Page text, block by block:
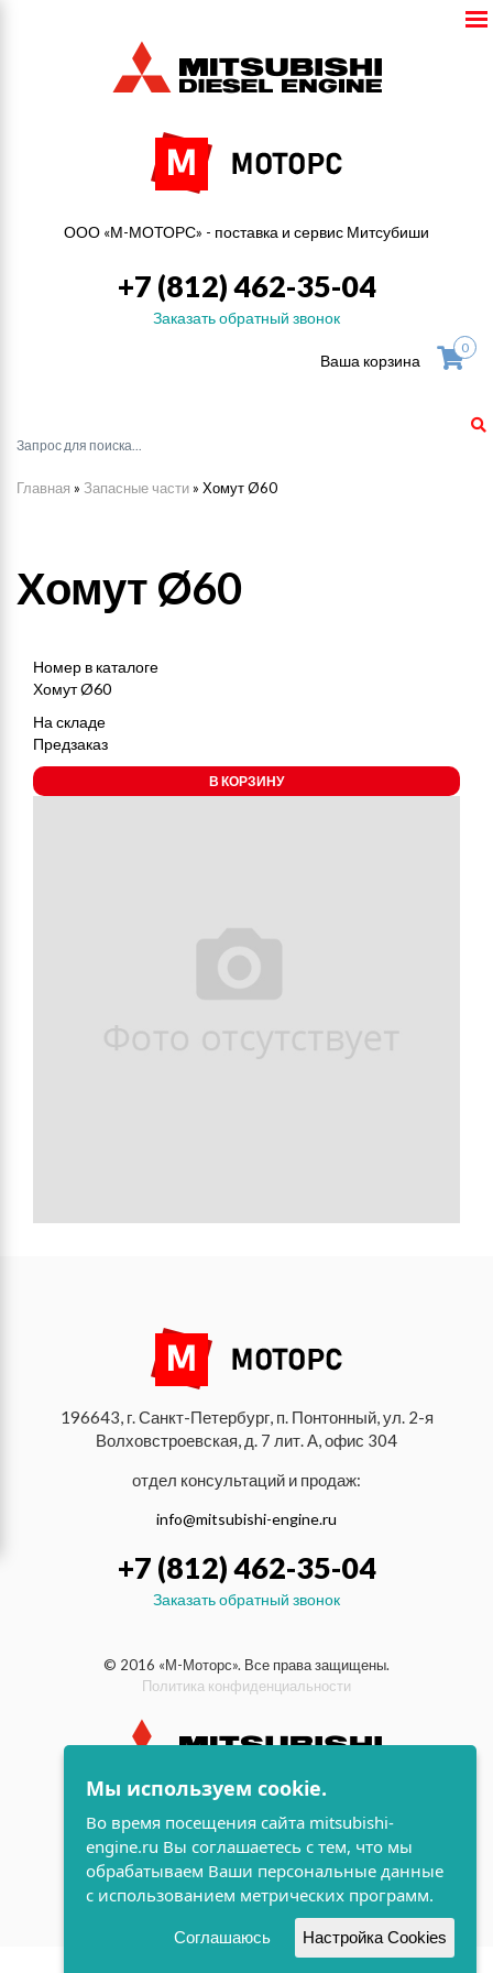
ООО «М-МОТОРС» - поставка и сервис Митсубиши
+7 (812) 462-35-04
Заказать обратный звонок
Ваша корзина
0
Главная » Запасные части » Хомут Ø60
Хомут Ø60
Номер в каталоге
Хомут Ø60
На складе
Предзаказ
В КОРЗИНУ
196643, г. Санкт-Петербург, п. Понтонный, ул. 2-я
Волховстроевская, д. 7 лит. А, офис 304
отдел консультаций и продаж:
info@mitsubishi-engine.ru
+7 (812) 462-35-04
Заказать обратный звонок
© 2016 «М-Моторс». Все права защищены.
Политика конфиденциальности
индустриальные и морские
дизельные двигатели Mitsubishi
разработка сайта
Мы используем cookie.
Во время посещения сайта mitsubishi-
engine.ru Вы соглашаетесь с тем, что мы
обрабатываем Ваши персональные данные
с использованием метрических программ.
Соглашаюсь Настройка Cookies